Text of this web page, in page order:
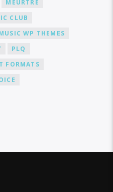
MEURTRE
CLUB
WP THEMES
PLQ
FORMATS